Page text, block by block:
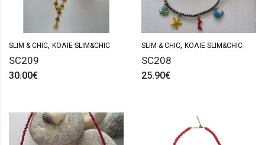
SLIM & CHIC, ΚΟΛΙΈ SLIM&CHIC
SC209
30.00€
SLIM & CHIC, ΚΟΛΙΈ SLIM&CHIC
SC208
25.90€